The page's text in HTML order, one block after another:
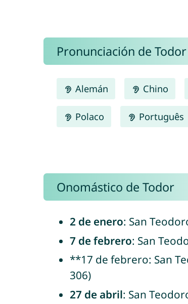
Pronunciación de Todor
Alemán Chino
Polaco Português
Onomástico de Todor
2 de enero: San
7 de febrero: San
**17 de febrero: San
306)
27 de abril: San